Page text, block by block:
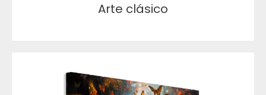
Arte clásico